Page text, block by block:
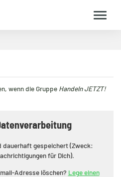
wenn die Gruppe Handeln JETZT!
dauerhaft gespeichert (Zweck:
für Dich).
Adresse löschen? Lege einen